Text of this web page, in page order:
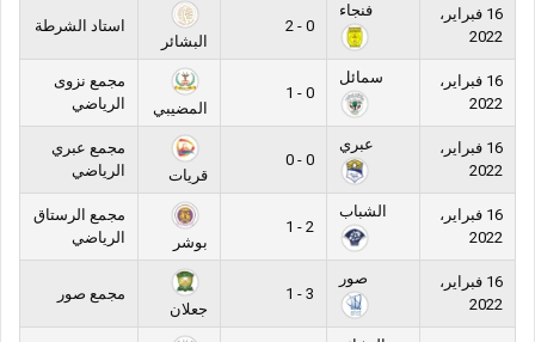
16 فبراير،
2022
فنجاء
0 - 2
البشائر
استاد الشرطة
16 فبراير،
2022
سمائل
0 - 1
المضيبي
مجمع نزوى
الرياضي
16 فبراير،
2022
عبري
0 - 0
قريات
مجمع عبري
الرياضي
16 فبراير،
2022
الشباب
2 - 1
بوشر
مجمع الرستاق
الرياضي
16 فبراير،
2022
صور
3 - 1
جعلان
مجمع صور